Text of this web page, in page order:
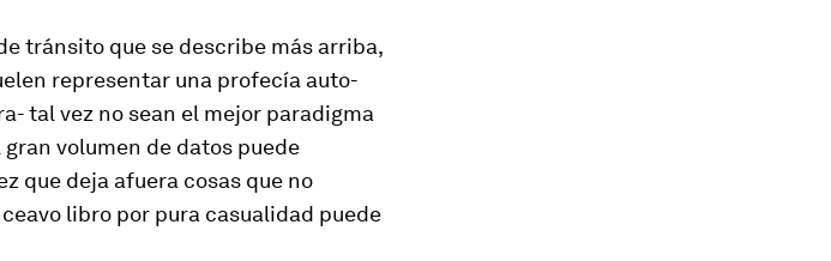
tránsito que se describe más arriba,
representar una profecía auto-
tal vez no sean el mejor paradigma
volumen de datos puede
que deja afuera cosas que no
libro por pura casualidad puede